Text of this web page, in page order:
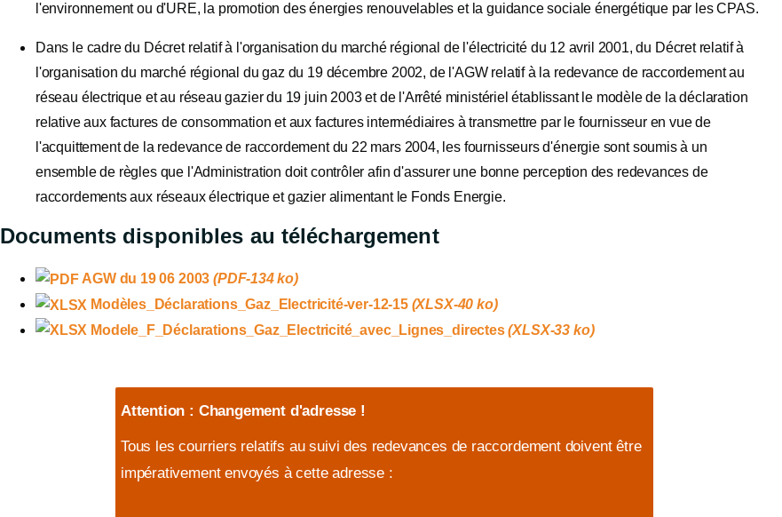
l'environnement ou d'URE, la promotion des énergies renouvelables et la guidance sociale énergétique par les CPAS.
Dans le cadre du Décret relatif à l'organisation du marché régional de l'électricité du 12 avril 2001, du Décret relatif à
l'organisation du marché régional du gaz du 19 décembre 2002, de l'AGW relatif à la redevance de raccordement au
réseau électrique et au réseau gazier du 19 juin 2003 et de l'Arrêté ministériel établissant le modèle de la déclaration
relative aux factures de consommation et aux factures intermédiaires à transmettre par le fournisseur en vue de
l'acquittement de la redevance de raccordement du 22 mars 2004, les fournisseurs d'énergie sont soumis à un
ensemble de règles que l'Administration doit contrôler afin d'assurer une bonne perception des redevances de
raccordements aux réseaux électrique et gazier alimentant le Fonds Energie.
Documents disponibles au téléchargement
AGW du 19 06 2003 (PDF-134 ko)
Modèles_Déclarations_Gaz_Electricité-ver-12-15(XLSX-40 ko)
Modele_F_Déclarations_Gaz_Electricité_avec_Lignes_directes(XLSX-33 ko)
Attention : Changement d'adresse !
Tous les courriers relatifs au suivi des redevances de raccordement doivent être
impérativement envoyés à cette adresse :